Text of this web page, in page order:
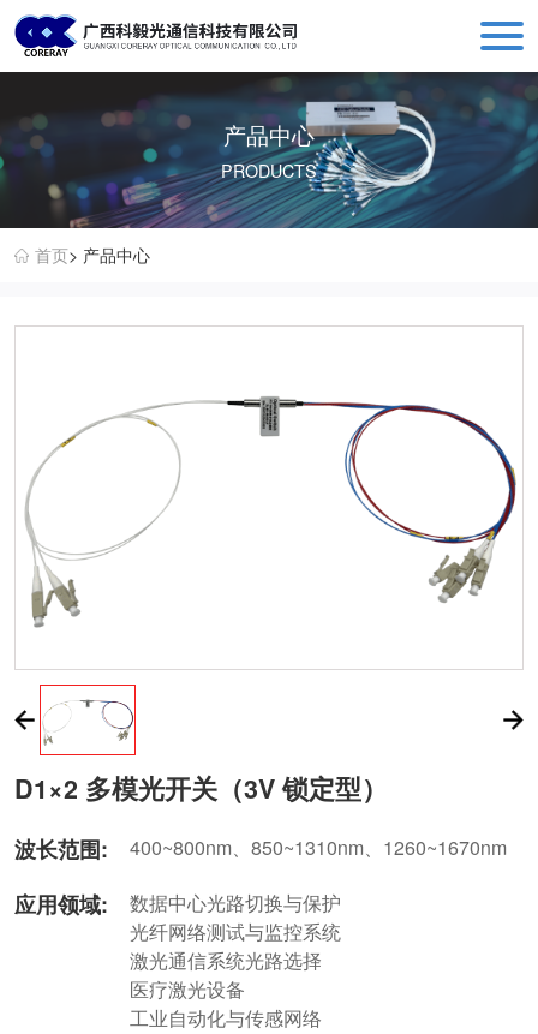
科毅光通信 - 光开关器件与设备生产销售厂商
产品中心
PRODUCTS
首页> 产品中心
D1×2 多模光开关（3V 锁定型）
波长范围: 400~800nm、850~1310nm、1260~1670nm
应用领域:
数据中心光路切换与保护
光纤网络测试与监控系统
激光通信系统光路选择
医疗激光设备
工业自动化与传感网络